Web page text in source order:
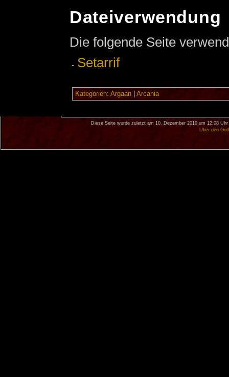
Dateiverwendung
Die folgende Seite
Setarrif
Kategorien: Argaan| Arcania
Diese Seite wurde zuletzt am 10. Dezember 2010 um 12:08 Uhr
Über den